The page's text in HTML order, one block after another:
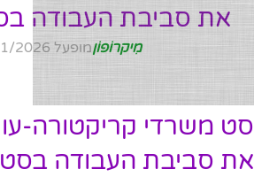
את סביבת העבודה
מִיקרוֹפוֹןמופעל 13/01/2026
סט משרדי קריקטורה-
את סביבת העבודה